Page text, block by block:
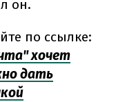
он.
по ссылке:
хочет
дать